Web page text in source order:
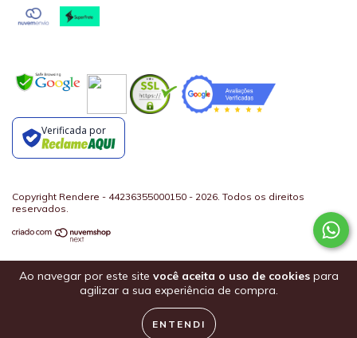
Ao navegar por este site você aceita o uso de cookiespara
agilizar a sua experiência de compra.
ENTENDI
Verificada por
Copyright Rendere - 44236355000150 - 2026. Todos os direitos
reservados.